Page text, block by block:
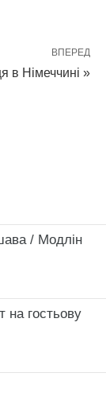
ВПЕРЕД
в Німеччині »
/ Модлін
на гостьову